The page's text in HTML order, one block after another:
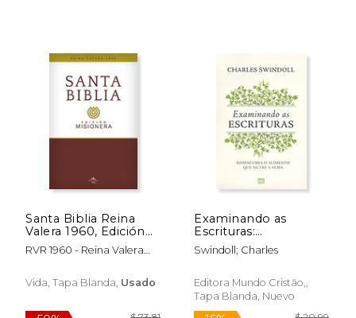
50%
Rápido
Santa Biblia Reina
Valera 1960, Edición
Misionera, Tapa
Rústica
RVR 1960 - Reina Valera
Vida, Tapa Blanda, Usado
Examinando as
Escrituras:
Redescubra o
Alimento que Nutre a
Swindoll; Charles
Editora Mundo Cristão,,
Tapa Blanda, Nuevo